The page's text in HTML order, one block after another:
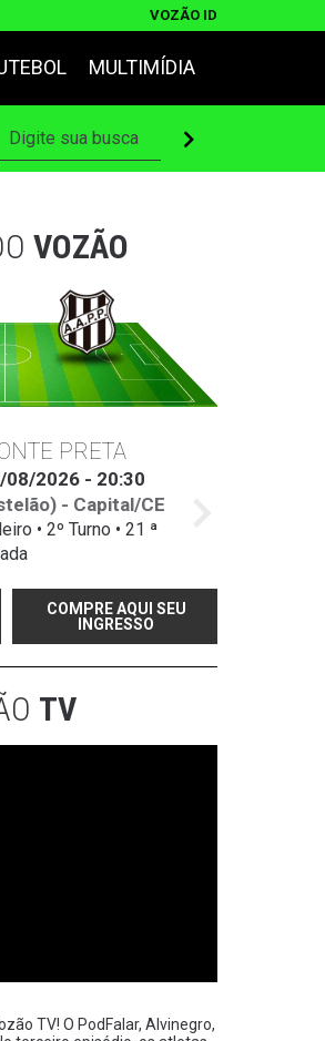
VOZÃO ID
MULTIMÍDIA
VOZÃO
PRETA
2026 - 20:30
- Capital/CE
• 2º Turno • 21 ª
COMPRE AQUI SEU
INGRESSO
TV
TV! O PodFalar, Alvinegro,